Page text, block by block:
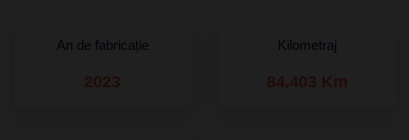
An de fabricație
2023
Kilometraj
84.403 Km